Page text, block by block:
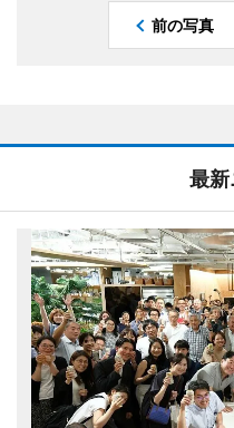
前の写真
最新